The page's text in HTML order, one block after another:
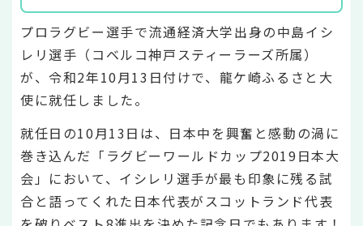
プロラグビー選手で流通経済大学出身の中島イシ
レリ選手（コベルコ神戸スティーラーズ所属）
が、令和2年10月13日付けで、龍ケ崎ふるさと大
使に就任しました。
就任日の10月13日は、日本中を興奮と感動の渦に
巻き込んだ「ラグビーワールドカップ2019日本大
会」において、イシレリ選手が最も印象に残る試
合と語ってくれた日本代表がスコットランド代表